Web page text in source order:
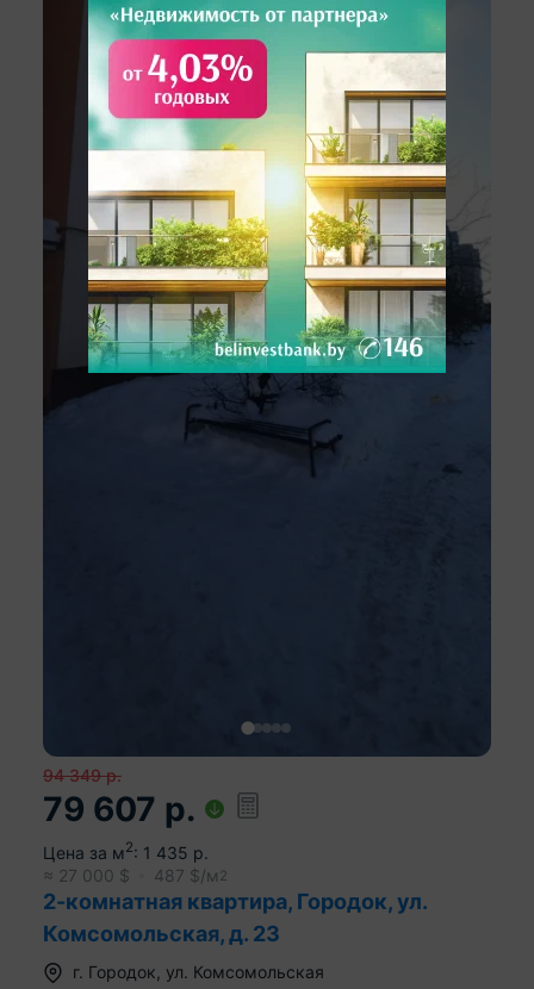
94 349 р.
79 607 р.
Цена за м2: 1 435 р.
≈ 27 000 $ 487 $/м 2
2-комнатная квартира, Городок, ул.
Комсомольская, д. 23
г. Городок, ул. Комсомольская